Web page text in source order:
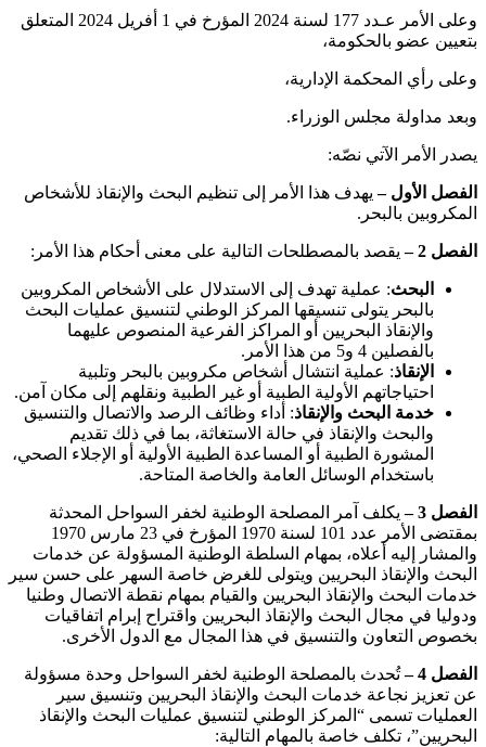
وعلى الأمر عـدد 177 لسنة 2024 المؤرخ في 1 أفريل 2024 المتعلق
بتعيين عضو بالحكومة،
وعلى رأي المحكمة الإدارية،
وبعد مداولة مجلس الوزراء.
يصدر الأمر الآتي نصّه:
الفصل الأول –يهدف هذا الأمر إلى تنظيم البحث والإنقاذ للأشخاص
المكروبين بالبحر.
الفصل 2 – يقصد بالمصطلحات التالية على معنى أحكام هذا الأمر:
البحث: عملية تهدف إلى الاستدلال على الأشخاص المكروبين
بالبحر يتولى تنسيقها المركز الوطني لتنسيق عمليات البحث
والإنقاذ البحريين أو المراكز الفرعية المنصوص عليهما
بالفصلين 4 و5 من هذا الأمر.
الإنقاذ: عملية انتشال أشخاص مكروبين بالبحر وتلبية
احتياجاتهم الأولية الطبية أو غير الطبية ونقلهم إلى مكان آمن.
خدمة البحث والإنقاذ: أداء وظائف الرصد والاتصال والتنسيق
والبحث والإنقاذ في حالة الاستغاثة، بما في ذلك تقديم
المشورة الطبية أو المساعدة الطبية الأولية أو الإجلاء الصحي،
باستخدام الوسائل العامة والخاصة المتاحة.
الفصل 3 –
يكلف آمر المصلحة الوطنية لخفر السواحل المحدثة
بمقتضى الأمر عدد 101 لسنة 1970 المؤرخ في 23 مارس 1970
والمشار إليه أعلاه، بمهام السلطة الوطنية المسؤولة عن خدمات
البحث والإنقاذ البحريين ويتولى للغرض خاصة السهر على حسن سير
خدمات البحث والإنقاذ البحريين والقيام بمهام نقطة الاتصال وطنيا
ودوليا في مجال البحث والإنقاذ البحريين واقتراح إبرام اتفاقيات
بخصوص التعاون والتنسيق في هذا المجال مع الدول الأخرى.
الفصل 4 –
تُحدث بالمصلحة الوطنية لخفر السواحل وحدة مسؤولة
عن تعزيز نجاعة خدمات البحث والإنقاذ البحريين وتنسيق سير
العمليات تسمى “المركز الوطني لتنسيق عمليات البحث والإنقاذ
البحريين”، تكلف خاصة بالمهام التالية: